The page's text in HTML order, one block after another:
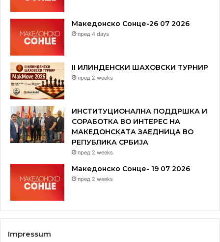
Македонско Сонце-26 07 2026
пред 4 days
II ИЛИНДЕНСКИ ШАХОВСКИ ТУРНИР
пред 2 weeks
ИНСТИТУЦИОНАЛНА ПОДДРШКА И
СОРАБОТКА ВО ИНТЕРЕС НА
МАКЕДОНСКАТА ЗАЕДНИЦА ВО
РЕПУБЛИКА СРБИЈА
пред 2 weeks
Македонско Сонце- 19 07 2026
пред 2 weeks
Impressum